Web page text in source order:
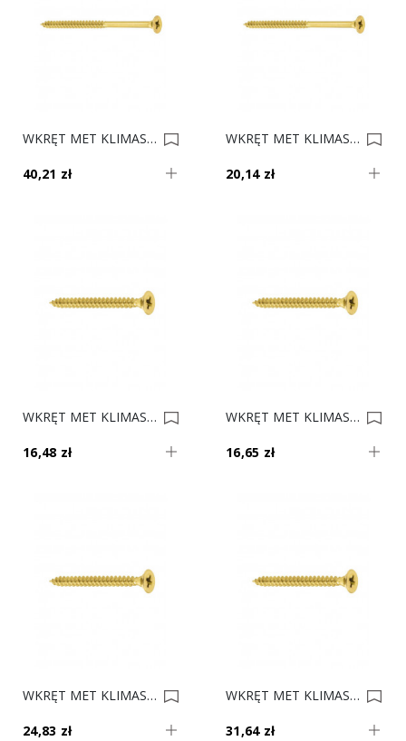
WKRĘT MET KLIMAS 5.0x80 Op. 200 0012356
40,21 zł
WKRĘT MET KLIMAS 5.0x70 Op. 200 0012355
20,14 zł
WKRĘT MET KLIMAS 5.0x60 Op. 200 0012354
16,48 zł
WKRĘT MET KLIMAS 4.5x45 Op. 300 0012351
16,65 zł
WKRĘT MET KLIMAS 4.5x40 Op. 300 0012350
24,83 zł
WKRĘT MET KLIMAS 4.5x35 Op. 500 0012349
31,64 zł